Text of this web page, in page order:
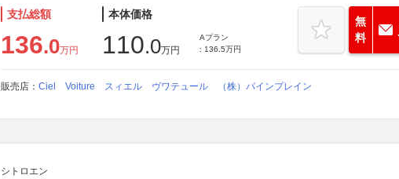
支払総額
136.0万円
本体価格
110.0万円
Aプラン
: 136.5万円
無
料
販売店： Ciel Voiture スィエル ヴワテュール （株）パインプレイン
シトロエン